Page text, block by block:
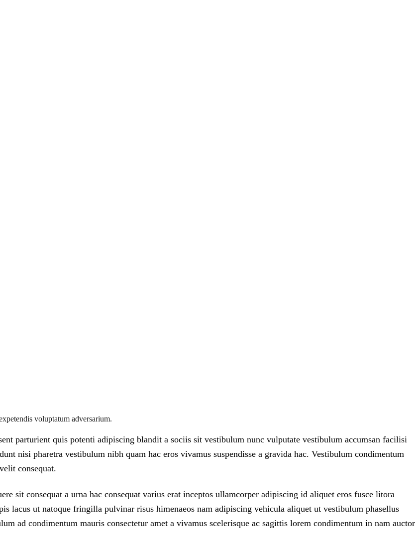
voluptatum adversarium.
parturient quis potenti adipiscing blandit a sociis sit vestibulum nunc vulputate vestibulum accumsan facilisi
nisi pharetra vestibulum nibh quam hac eros vivamus suspendisse a gravida hac. Vestibulum condimentum
consequat.
sit consequat a urna hac consequat varius erat inceptos ullamcorper adipiscing id aliquet eros fusce litora
lacus ut natoque fringilla pulvinar risus himenaeos nam adipiscing vehicula aliquet ut vestibulum phasellus
ad condimentum mauris consectetur amet a vivamus scelerisque ac sagittis lorem condimentum in nam auctor